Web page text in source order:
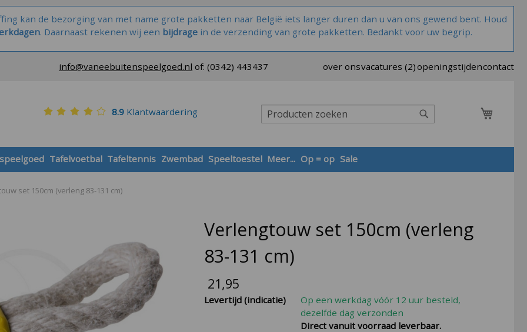
kan de bezorging van met name grote pakketten naar België iets langer duren dan u van ons gewend bent. Houd
. Daarnaast rekenen wij een bijdragein de verzending van grote pakketten. Bedankt voor uw begrip.
info@vaneebuitenspeelgoed.nl of:(0342) 443437 over onsvacatures (2)openingstijdencontact
8.9Klantwaardering
Zoek
Tafelvoetbal Tafeltennis Zwembad Speeltoestel Meer... Op = op Sale
set 150cm (verleng 83-131 cm)
Verlengtouw set 150cm (verleng
83-131 cm)
21,95
Levertijd (indicatie)
Op een werkdag vóór 12 uur besteld,
dezelfde dag verzonden
Direct vanuit voorraad leverbaar.